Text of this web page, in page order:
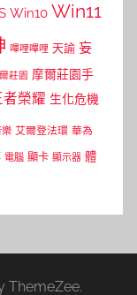
Win10 Win11
嗶哩嗶哩 天諭 妄
莊園 摩爾莊園手
者榮耀 生化危機
艾爾登法環 華為
電腦 顯卡 顯示器 體
ThemeZee.